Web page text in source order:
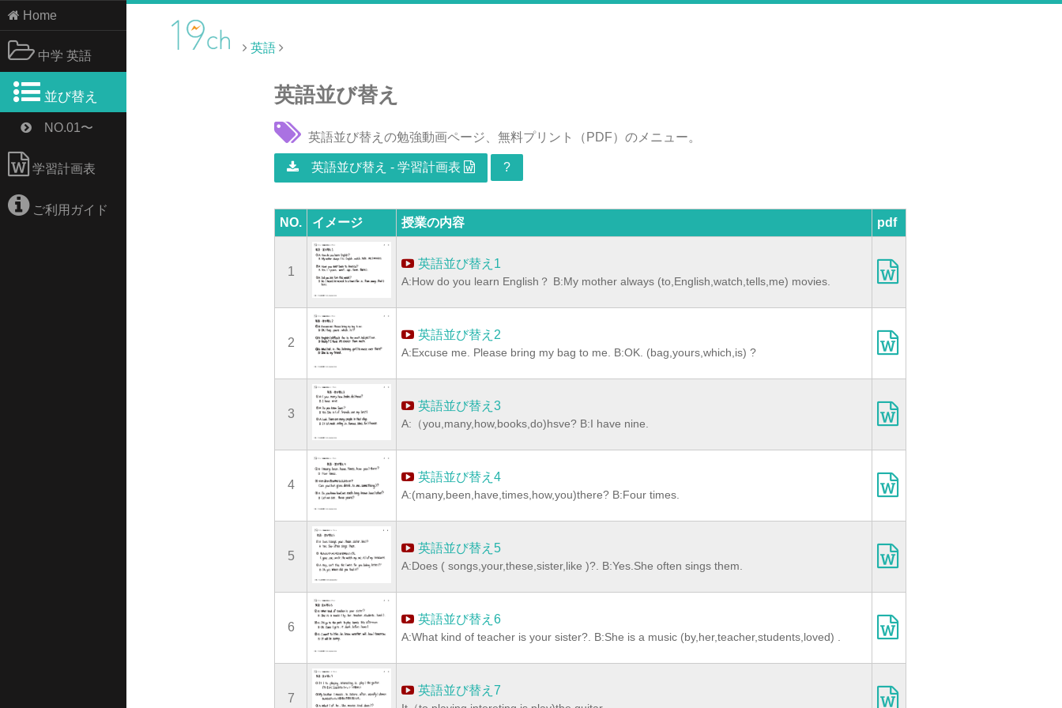
Home
中学 英語
並び替え
NO.01〜
学習計画表
ご利用ガイド
英語
英語並び替え
英語並び替えの勉強動画ページ、無料プリント（PDF）のメニュー。
英語並び替え - 学習計画表 ?
NO. イメージ 授業の内容 pdf
1
英語並び替え1
A:How do you learn English？ B:My mother always (to,English,watch,tells,me) movies.
2
英語並び替え2
A:Excuse me. Please bring my bag to me. B:OK. (bag,yours,which,is) ?
3
英語並び替え3
A:（you,many,how,books,do)hsve? B:I have nine.
4
英語並び替え4
A:(many,been,have,times,how,you)there? B:Four times.
5
英語並び替え5
A:Does ( songs,your,these,sister,like )?. B:Yes.She often sings them.
6
英語並び替え6
A:What kind of teacher is your sister?. B:She is a music (by,her,teacher,students,loved) .
7
英語並び替え7